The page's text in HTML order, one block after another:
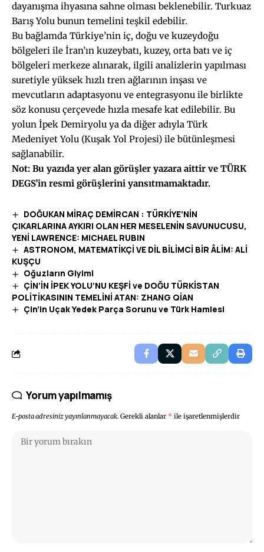
dayanışma ihyasına sahne olması beklenebilir. Turkuaz
Barış Yolu bunun temelini teşkil edebilir.
Bu bağlamda Türkiye’nin iç, doğu ve kuzeydoğu
bölgeleri ile İran’ın kuzeybatı, kuzey, orta batı ve iç
bölgeleri merkeze alınarak, ilgili analizlerin yapılması
suretiyle yüksek hızlı tren ağlarının inşası ve
mevcutların adaptasyonu ve entegrasyonu ile birlikte
söz konusu çerçevede hızla mesafe kat edilebilir. Bu
yolun İpek Demiryolu ya da diğer adıyla Türk
Medeniyet Yolu (Kuşak Yol Projesi) ile bütünleşmesi
sağlanabilir.
Not: Bu yazıda yer alan görüşler yazara aittir ve TÜRK
DEGS’in resmi görüşlerini yansıtmamaktadır.
DOĞUKAN MİRAÇ DEMİRCAN : TÜRKİYE’NİN
ÇIKARLARINA AYKIRI OLAN HER MESELENİN SAVUNUCUSU,
YENİ LAWRENCE: MICHAEL RUBIN
ASTRONOM, MATEMATİKÇİ VE DİL BİLİMCİ BİR ÂLİM: ALİ
KUŞÇU
Oğuzların Giyimi
ÇİN’İN İPEK YOLU’NU KEŞFİ ve DOĞU TÜRKİSTAN
POLİTİKASININ TEMELİNİ ATAN: ZHANG QİAN
Çin’in Uçak Yedek Parça Sorunu ve Türk Hamlesi
Yorum yapılmamış
E-posta adresiniz yayınlanmayacak. Gerekli alanlar * ile işaretlenmişlerdir